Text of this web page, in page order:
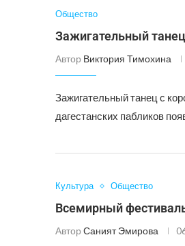
Общество
Зажигательный
Автор Виктория Тимохина
Зажигательный танец с
дагестанских пабликов
Культура Общество
Всемирный
Автор Саният Эмирова